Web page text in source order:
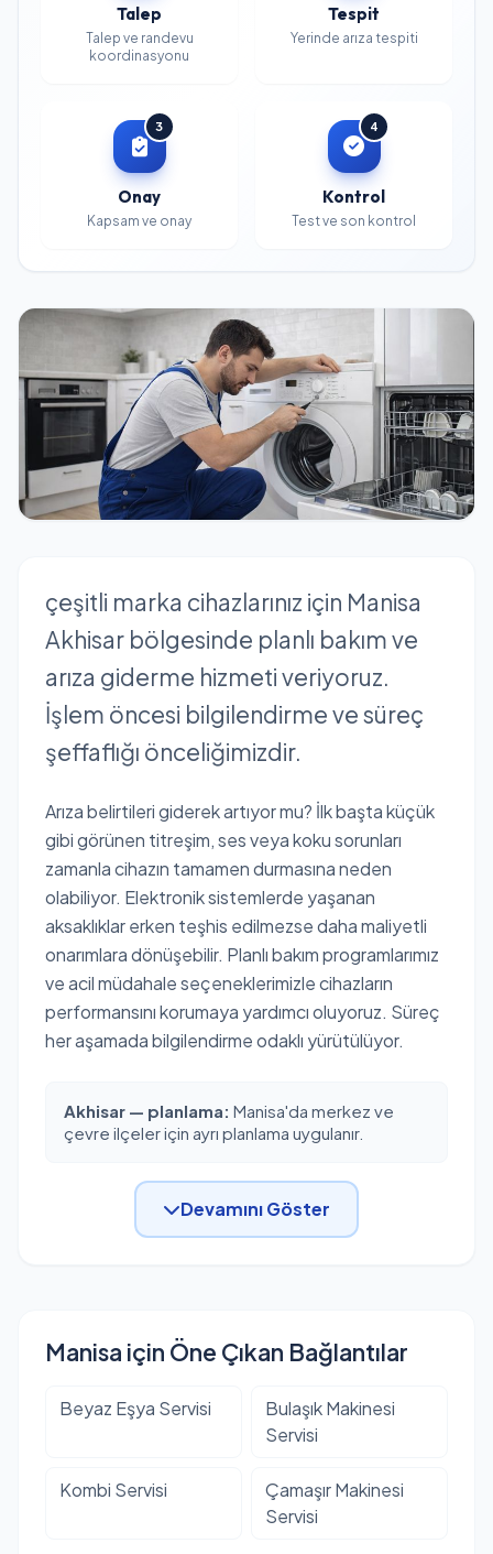
Talep
Talep ve randevu
koordinasyonu
Tespit
Yerinde arıza tespiti
3
Onay
Kapsam ve onay
4
Kontrol
Test ve son kontrol
çeşitli marka cihazlarınız için Manisa
Akhisar bölgesinde planlı bakım ve
arıza giderme hizmeti veriyoruz.
İşlem öncesi bilgilendirme ve süreç
şeffaflığı önceliğimizdir.
Arıza belirtileri giderek artıyor mu? İlk başta küçük
gibi görünen titreşim, ses veya koku sorunları
zamanla cihazın tamamen durmasına neden
olabiliyor. Elektronik sistemlerde yaşanan
aksaklıklar erken teşhis edilmezse daha maliyetli
onarımlara dönüşebilir. Planlı bakım programlarımız
ve acil müdahale seçeneklerimizle cihazların
performansını korumaya yardımcı oluyoruz. Süreç
her aşamada bilgilendirme odaklı yürütülüyor.
Akhisar — planlama: Manisa'da merkez ve
çevre ilçeler için ayrı planlama uygulanır.
Devamını Göster
Manisa için Öne Çıkan Bağlantılar
Beyaz Eşya Servisi
Bulaşık Makinesi
Servisi
Kombi Servisi
Çamaşır Makinesi
Servisi